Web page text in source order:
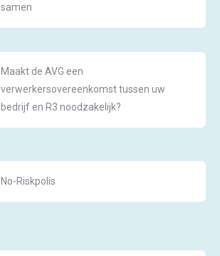
samen
Maakt de AVG een
verwerkersovereenkomst tussen uw
bedrijf en R3 noodzakelijk?
No-Riskpolis